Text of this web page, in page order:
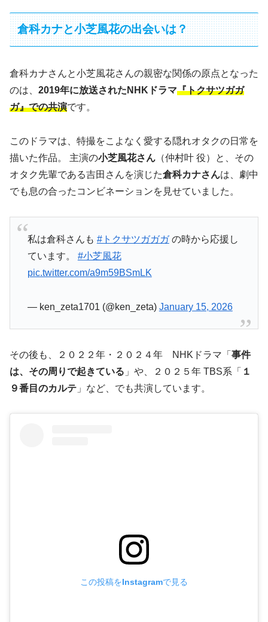
倉科カナと小芝風花の出会いは？
倉科カナさんと小芝風花さんの親密な関係の原点となった
のは、 2019年に放送されたNHKドラマ『トクサツガガ
ガ』での共演です。
このドラマは、特撮をこよなく愛する隠れオタクの日常を
描いた作品。 主演の小芝風花さん （仲村叶 役）と、その
オタク先輩である吉田さんを演じた倉科カナさんは、劇中
でも息の合ったコンビネーションを見せていました。
私は倉科さんも #トクサツガガガの時から応援し
ています。 #小芝風花
pic.twitter.com/a9m59BSmLK
— ken_zeta1701 (@ken_zeta) January 15, 2026
その後も、２０２２年・２０２４年 NHKドラマ「 事件
は、その周りで起きている 」や、２０２５年 TBS系「 １
９番目のカルテ 」など、でも共演しています。
この投稿をInstagramで見る